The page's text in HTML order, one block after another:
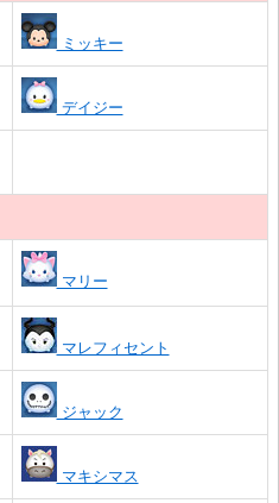
ミッキー
デイジー
マリー
マレフィセント
ジャック
マキシマス